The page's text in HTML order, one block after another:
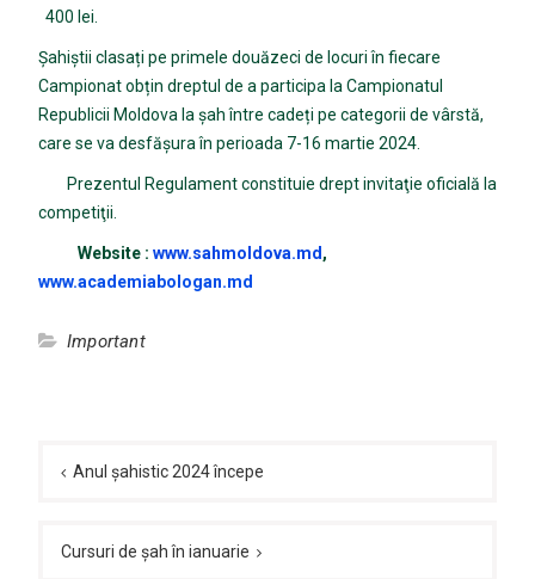
400 lei.
Șahiștii clasați pe primele douăzeci de locuri în fiecare
Campionat obțin dreptul de a participa la Campionatul
Republicii Moldova la șah între cadeți pe categorii de vârstă,
care se va desfășura în perioada 7-16 martie 2024.
Prezentul Regulament constituie drept invitaţie oficială la
competiţii.
Website : www.sahmoldova.md,
www.academiabologan.md
Important
Anul șahistic 2024 începe
Cursuri de șah în ianuarie